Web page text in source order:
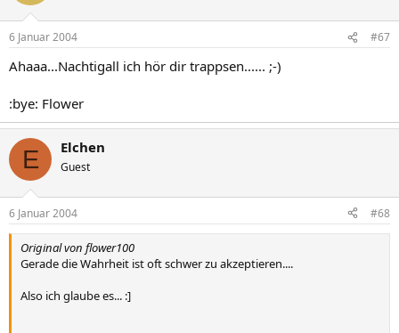
6 Januar 2004 #67
Ahaaa...Nachtigall ich hör dir trappsen...... ;-)
:bye: Flower
E Elchen
Guest
6 Januar 2004 #68
Original von flower100
Gerade die Wahrheit ist oft schwer zu akzeptieren....
Also ich glaube es... :]